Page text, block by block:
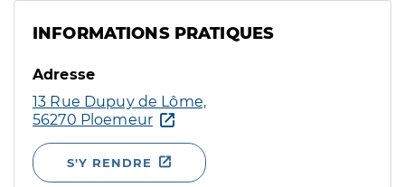
INFORMATIONS PRATIQUES
Adresse
13 Rue Dupuy de Lôme,
56270 Ploemeur
S'Y RENDRE